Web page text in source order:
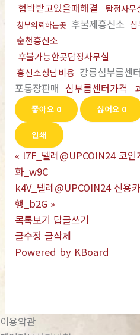
협박받고있을때해결 탐정사무
청부의뢰하는곳 후불제흥신소
순천흥신소
후불가능한곳탐정사무실
흥신소상담비용 강릉심부름센터
포통장판매 심부름센터가격
좋아요 0 싫어요 0
인쇄
« l7F_텔레@UPCOIN24 코인
화_w9C
k4V_텔레@UPCOIN24 신용
행_b2G »
목록보기 답글쓰기
글수정 글삭제
Powered by KBoard
이용약관